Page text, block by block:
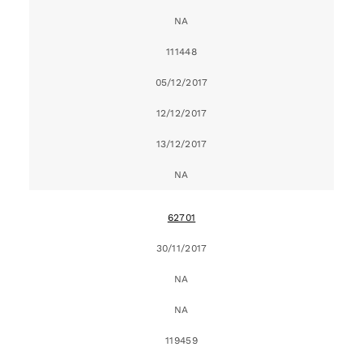
NA
111448
05/12/2017
12/12/2017
13/12/2017
NA
62701
30/11/2017
NA
NA
119459